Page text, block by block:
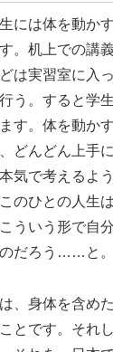
には体を動か
。机上での講
は実習室に入
う。すると学
す。体を動か
どんどん上手
気で考えるよ
のひとの人生
ういう形で自
だろう……と。
、身体を含め
とです。それ